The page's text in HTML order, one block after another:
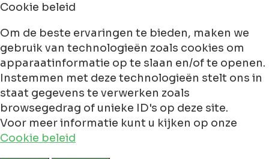
Cookie beleid
Om de beste ervaringen te bieden, maken we
gebruik van technologieën zoals cookies om
apparaatinformatie op te slaan en/of te openen.
Instemmen met deze technologieën stelt ons in
staat gegevens te verwerken zoals
browsegedrag of unieke ID's op deze site.
Voor meer informatie kunt u kijken op onze
Cookie beleid